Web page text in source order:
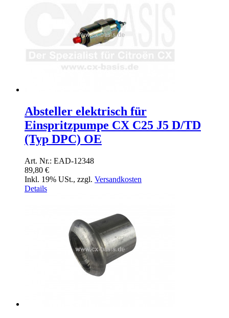
Absteller elektrisch für
Einspritzpumpe CX C25 J5 D/TD
(Typ DPC) OE
Art. Nr.: EAD-12348
89,80 €
Inkl. 19% USt., zzgl. Versandkosten
Details